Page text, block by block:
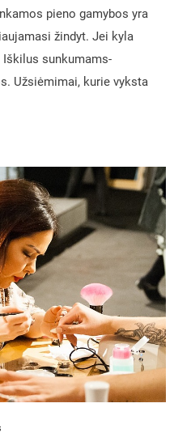
pieno gamybos yra
žindyt. Jei kyla
Iškilus sunkumams-
Užsiėmimai, kurie vyksta